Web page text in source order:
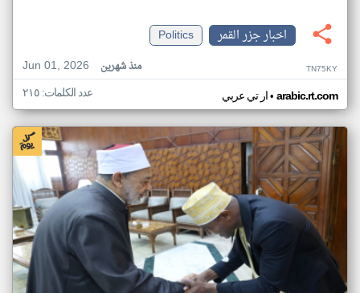
اخبار جزر القمر
Politics
Jun 01, 2026
منذ شهرين TN75KY
ار تي عربي• arabic.rt.com عدد الكلمات: ٢١٥